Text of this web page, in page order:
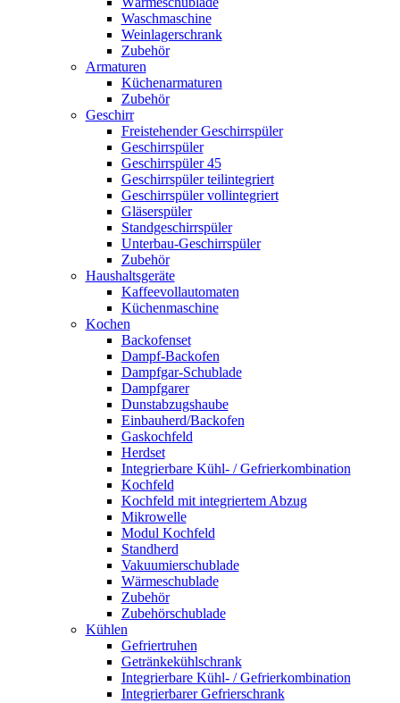
Waschmaschine
Weinlagerschrank
Zubehör
Armaturen
Küchenarmaturen
Zubehör
Geschirr
Freistehender Geschirrspüler
Geschirrspüler
Geschirrspüler 45
Geschirrspüler teilintegriert
Geschirrspüler vollintegriert
Gläserspüler
Standgeschirrspüler
Unterbau-Geschirrspüler
Zubehör
Haushaltsgeräte
Kaffeevollautomaten
Küchenmaschine
Kochen
Backofenset
Dampf-Backofen
Dampfgar-Schublade
Dampfgarer
Dunstabzugshaube
Einbauherd/Backofen
Gaskochfeld
Herdset
Integrierbare Kühl- / Gefrierkombination
Kochfeld
Kochfeld mit integriertem Abzug
Mikrowelle
Modul Kochfeld
Standherd
Vakuumierschublade
Wärmeschublade
Zubehör
Zubehörschublade
Kühlen
Gefriertruhen
Getränkekühlschrank
Integrierbare Kühl- / Gefrierkombination
Integrierbarer Gefrierschrank